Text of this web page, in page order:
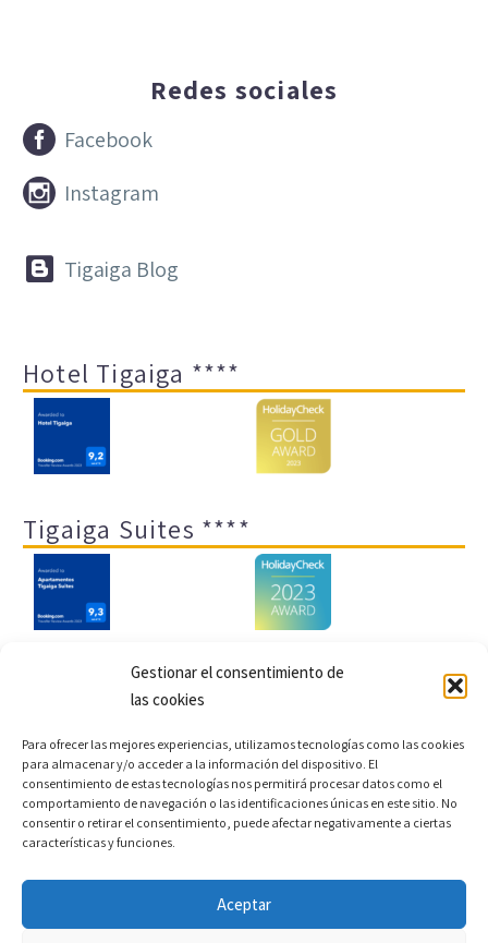
Gestionar el consentimiento de
las cookies
Para ofrecer las mejores experiencias, utilizamos tecnologías como las cookies
para almacenar y/o acceder a la información del dispositivo. El
consentimiento de estas tecnologías nos permitirá procesar datos como el
comportamiento de navegación o las identificaciones únicas en este sitio. No
consentir o retirar el consentimiento, puede afectar negativamente a ciertas
características y funciones.
Aceptar
Redes sociales

 Facebook

 Instagram

 Tigaiga Blog
Hotel Tigaiga ****
Tigaiga Suites ****
Aviso legal y política de privacidad
Cookies
Sitemap Política de cookies (UE)
Copyright © 2022 |
Conectatec